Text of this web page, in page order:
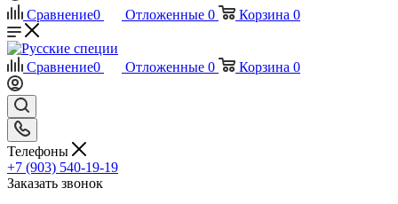
Сравнение0 Отложенные 0 Корзина 0
Сравнение0 Отложенные 0 Корзина 0
Телефоны
+7 (903) 540-19-19
Заказать звонок